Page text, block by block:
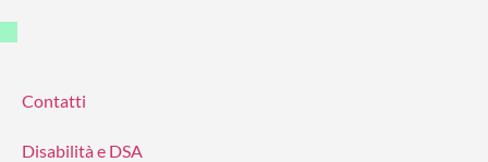
Contatti
Disabilità e DSA